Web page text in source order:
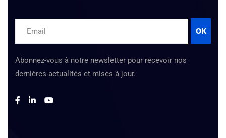
OK
Abonnez-vous à notre newsletter pour recevoir nos
dernières actualités et mises à jour.